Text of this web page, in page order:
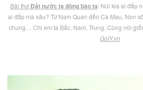
Bài thơĐất nước ta đồng bào ta: Núi kia ai đắp
ai đắp mà sâu? Từ Nam Quan đến Cà Mau, Non
chung… Chị em ta Bắc, Nam, Trung, Cùng nòi
GoiY.vn